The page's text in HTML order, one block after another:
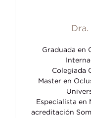
Graduada en
Colegiada
Master en
Especialista en
acreditación